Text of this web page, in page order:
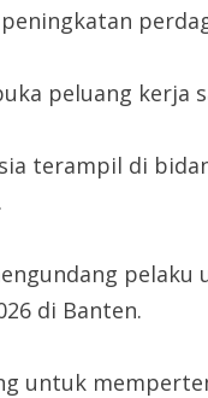
peluang kerja
terampil di
di Banten.
untuk